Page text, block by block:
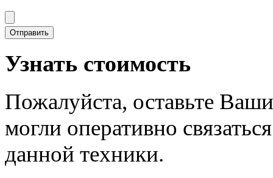
Узнать стоимость
Пожалуйста, оставьте
могли оперативно
данной техники.